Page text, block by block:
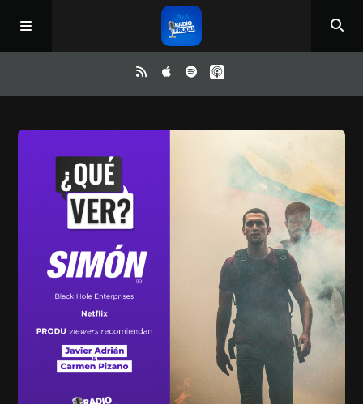
ReloAd
¿Qué ver?
Irene y Ríchard
PRODU.com